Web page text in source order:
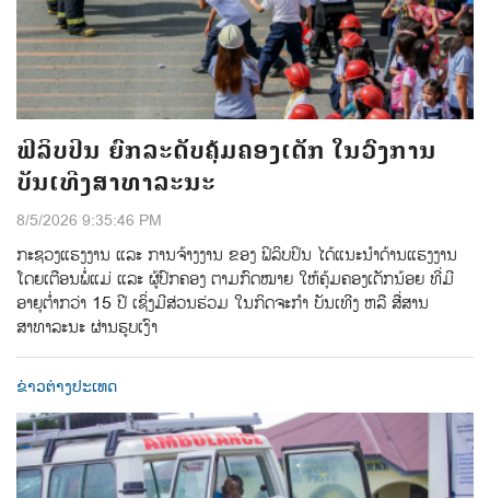
ຟິລິບປິນ ຍົກລະດັບຄຸ້ມຄອງເດັກ ໃນວົງການ
ບັນເທີງສາທາລະນະ
8/5/2026 9:35:46 PM
ກະຊວງແຮງງານ ແລະ ການຈ້າງງານ ຂອງ ຟິລິບປິນ ໄດ້ແນະນຳດ້ານແຮງງານ
ໂດຍເຕືອນພໍ່ແມ່ ແລະ ຜູ້ປົກຄອງ ຕາມກົດໝາຍ ໃຫ້ຄຸ້ມຄອງເດັກນ້ອຍ ທີ່ມີ
ອາຍຸຕ່ຳກວ່າ 15 ປີ ເຊິ່ງມີສ່ວນຮ່ວມ ໃນກິດຈະກຳ ບັນເທີງ ຫລື ສື່ສານ
ສາທາລະນະ ຜ່ານຮູບເງົາ
ຂ່າວຕ່າງປະເທດ